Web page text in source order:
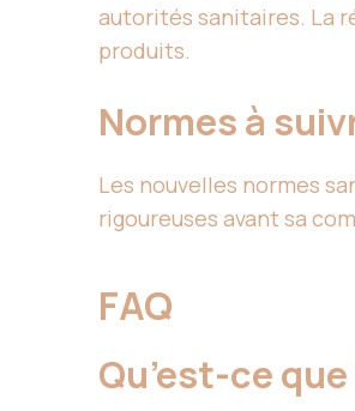
autorités sanitaires. La
produits.
Normes à
Les nouvelles normes
rigoureuses avant sa
FAQ
Qu’est-ce